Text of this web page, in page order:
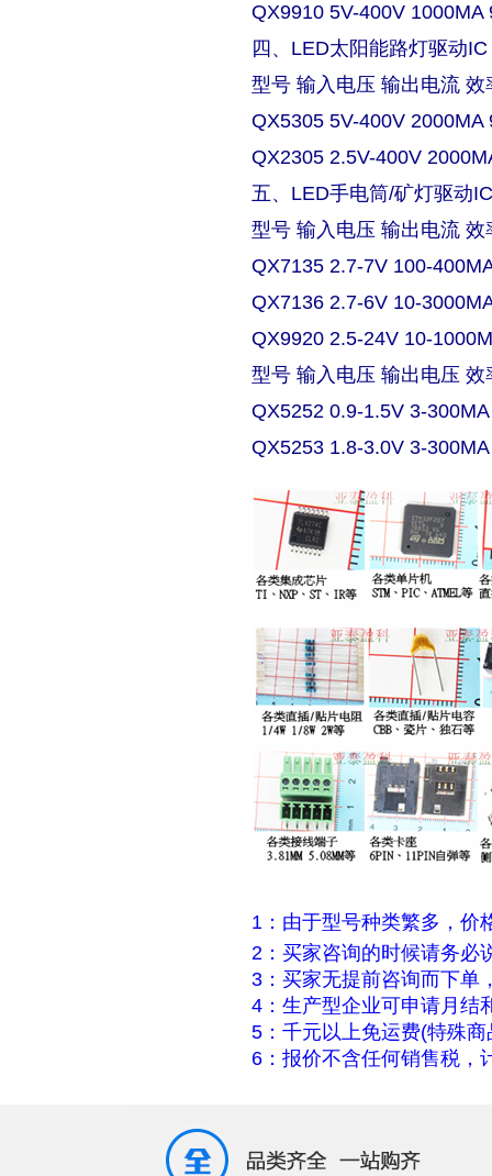
QX9910 5V-400V 1000MA
四、LED太阳能路灯驱动IC
型号 输入电压 输出电流 效
QX5305 5V-400V 2000MA
QX2305 2.5V-400V
五、LED手电筒/矿灯驱动
型号 输入电压 输出电流 效
QX7135 2.7-7V 100-
QX7136 2.7-6V 10-
QX9920 2.5-24V 10-
型号 输入电压 输出电压 效
QX5252 0.9-1.5V 3-
QX5253 1.8-3.0V 3-
1：由于型号种类繁多，价
2：买家咨询的时候请务必
3：买家无提前咨询而下单
4：生产型企业可申请月结
5：千元以上免运费(特殊
6：报价不含任何销售税，